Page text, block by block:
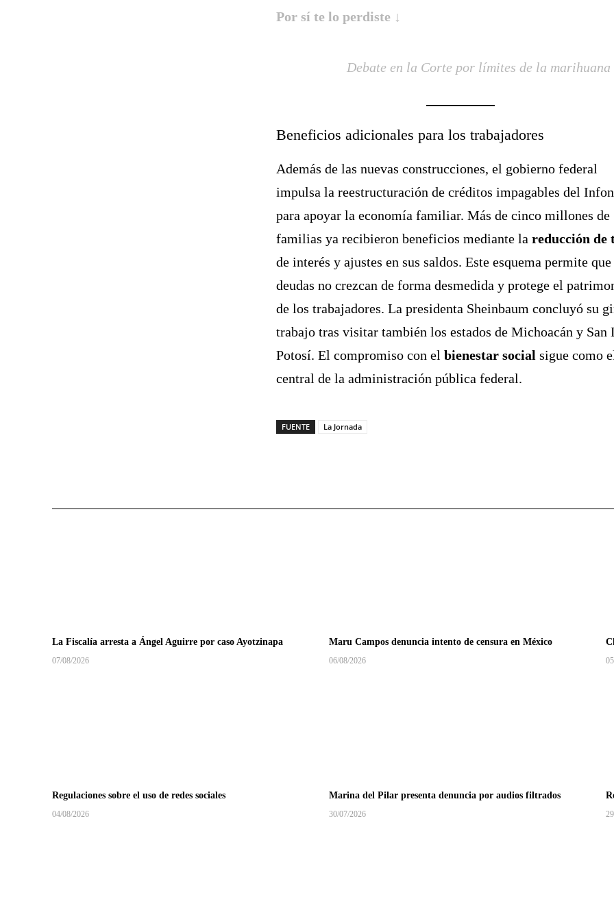
Por sí te lo perdiste ↓
Debate en la Corte por límites de la marihuana
Beneficios adicionales para los trabajadores
Además de las nuevas construcciones, el gobierno federal
impulsa la reestructuración de créditos impagables del
para apoyar la economía familiar. Más de cinco millones de
familias ya recibieron beneficios mediante lareducción de
de interés y ajustes en sus saldos. Este esquema permite que
deudas no crezcan de forma desmedida y protege el
de los trabajadores. La presidenta Sheinbaum concluyó su
trabajo tras visitar también los estados de Michoacán y San
Potosí. El compromiso con elbienestar social sigue como
central de la administración pública federal.
FUENTE La Jornada
La Fiscalía arresta a Ángel Aguirre por caso Ayotzinapa
07/08/2026
Maru Campos denuncia intento de censura en México
06/08/2026
Regulaciones sobre el uso de redes sociales
04/08/2026
Marina del Pilar presenta denuncia por audios filtrados
30/07/2026